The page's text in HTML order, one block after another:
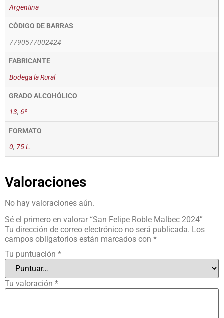
Argentina
CÓDIGO DE BARRAS
7790577002424
FABRICANTE
Bodega la Rural
GRADO ALCOHÓLICO
13, 6º
FORMATO
0, 75 L.
Valoraciones
No hay valoraciones aún.
Sé el primero en valorar “San Felipe Roble Malbec 2024”
Tu dirección de correo electrónico no será publicada. Los
campos obligatorios están marcados con *
Tu puntuación *
Tu valoración *